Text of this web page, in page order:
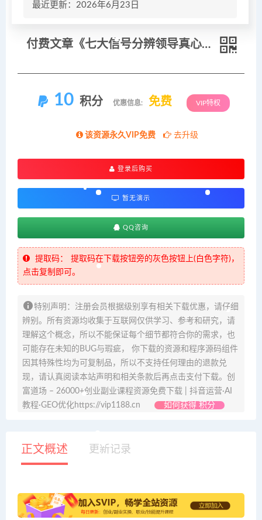
最近更新：2026年6月23日
付费文章《七大信号分辨领导真心栽培与空头画饼》读懂管理背后人性逻辑
10 积分 优惠信息: 免费 VIP特权
该资源永久VIP免费 去升级
登录后购买
暂无演示
QQ咨询
提取码：
提取码在下载按钮旁的灰色按钮上(白色字符)，
点击复制即可。
特别声明：注册会员根据级别享有相关下载优惠，请仔细
辨别。所有资源均收集于互联网仅供学习、参考和研究，请
理解这个概念，所以不能保证每个细节都符合你的需求，也
可能存在未知的BUG与瑕疵， 你下载的资源和程序源码组件
因其特殊性均为可复制品，所以不支持任何理由的退款兑
现，请认真阅读本站声明和相关条款后再点击支付下载。创
富道场 – 26000+创业副业课程资源免费下载 | 抖音运营·AI
教程·GEO优化https://vip1188.cn
如何获得 积分
正文概述 更新记录